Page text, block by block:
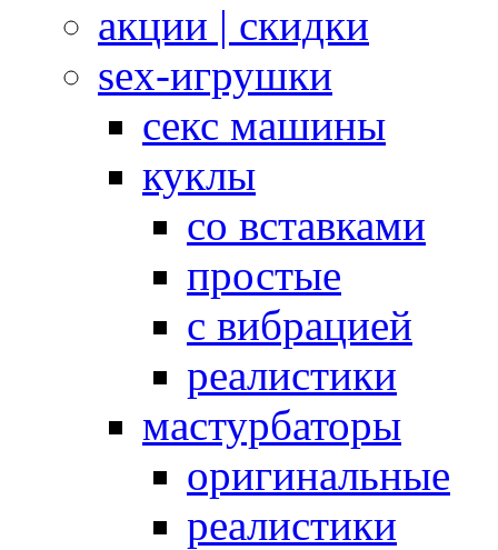
акции | скидки
sex-игрушки
секс машины
куклы
со вставками
простые
с вибрацией
реалистики
мастурбаторы
оригинальные
реалистики